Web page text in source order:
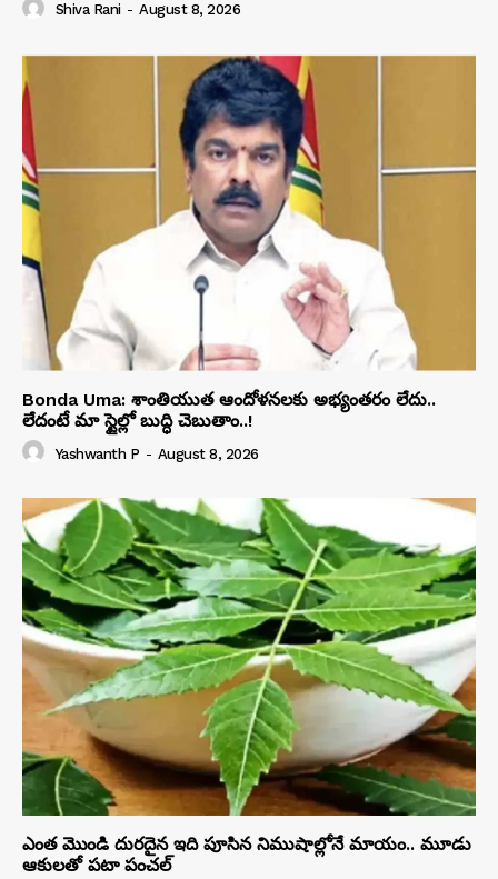
Shiva Rani - August 8, 2026
Bonda Uma: శాంతియుత ఆందోళనలకు అభ్యంతరం లేదు..
లేదంటే మా స్టైల్లో బుద్ధి చెబుతాం..!
Yashwanth P - August 8, 2026
ఎంత మొండి దురదైన ఇది పూసిన నిముషాల్లోనే మాయం.. మూడు
ఆకులతో పటా పంచల్